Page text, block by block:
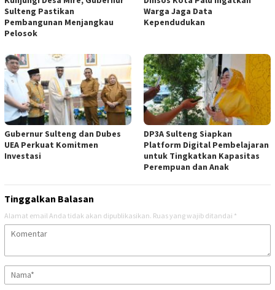
Sulteng Pastikan
Pembangunan Menjangkau
Pelosok
Warga Jaga Data
Kependudukan
Gubernur Sulteng dan Dubes
UEA Perkuat Komitmen
Investasi
DP3A Sulteng Siapkan
Platform Digital Pembelajaran
untuk Tingkatkan Kapasitas
Perempuan dan Anak
Tinggalkan Balasan
Alamat email Anda tidak akan dipublikasikan. Ruas yang wajib ditandai *